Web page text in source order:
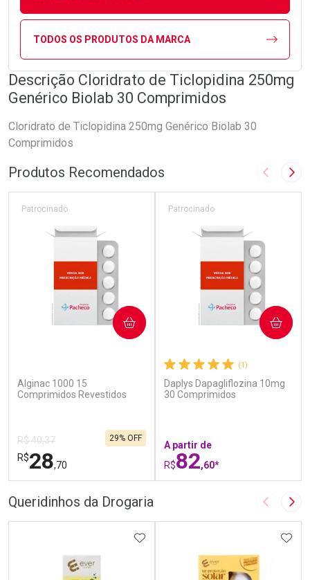
TODOS OS PRODUTOS DA MARCA
Descrição Cloridrato de Ticlopidina 250mg
Genérico Biolab 30 Comprimidos
Cloridrato de Ticlopidina 250mg Genérico Biolab 30
Comprimidos
Produtos Recomendados Imagem
Alginac 1000 15
Comprimidos Revestidos
Patrocinado
R$ 40,37
R$28,70
29% OFF
COMPRAR
(1)
Daplys Dapagliflozina 10mg
30 Comprimidos
Patrocinado
A partir de
R$82,60*
COMPRAR
Queridinhos da Drogaria Imagem
ADICIONAR AOS FAVORITOS